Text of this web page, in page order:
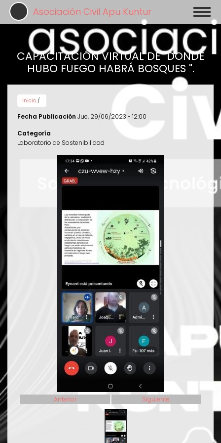
Pasar
contenido
Asociación Civil Apu Kuntur
CAPACITACIÓN VIRTUAL DE "DONDE
HUBO FUEGO HABRÁ BOSQUES ".
Inicio /
Fecha Publicación Jue, 29/06/2023 - 12:00
Categoría
Laboratorio de Sostenibilidad
Anterior Siguiente